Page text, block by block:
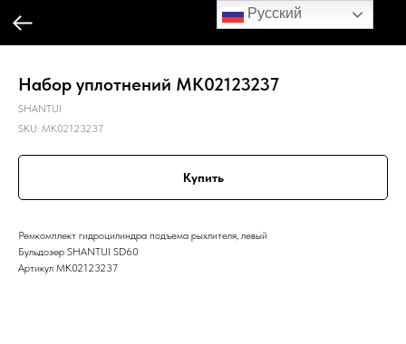
Русский
Набор уплотнений MK02123237
SHANTUI
SKU: MK02123237
Купить
Ремкомплект гидроцилиндра подъема рыхлителя, левый
Бульдозер SHANTUI SD60
Артикул MK02123237